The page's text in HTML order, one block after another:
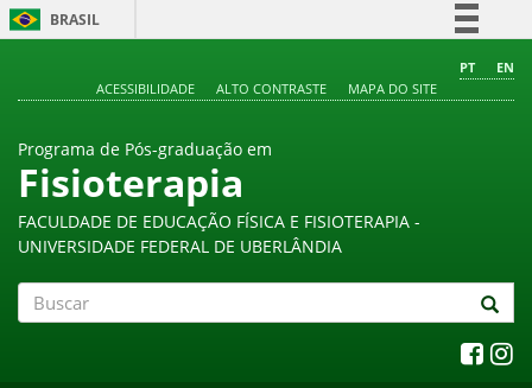
BRASIL
Comunica BR
PT
EN
ACESSIBILIDADE
ALTO CONTRASTE MAPA DO SITE
Programa de Pós-graduação em
Fisioterapia
FACULDADE DE EDUCAÇÃO FÍSICA E FISIOTERAPIA -
UNIVERSIDADE FEDERAL DE UBERLÂNDIA